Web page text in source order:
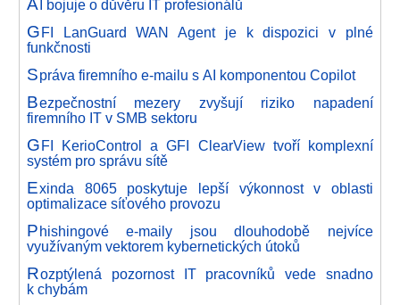
I bojuje o důvěru IT profesionálů
GFI LanGuard WAN Agent je k dispozici v plné
funkčnosti
Správa firemního e-mailu s AI komponentou Copilot
Bezpečnostní mezery zvyšují riziko napadení
firemního IT v SMB sektoru
GFI KerioControl a GFI ClearView tvoří komplexní
systém pro správu sítě
Exinda 8065 poskytuje lepší výkonnost v oblasti
optimalizace síťového provozu
Phishingové e-maily jsou dlouhodobě nejvíce
využívaným vektorem kybernetických útoků
Rozptýlená pozornost IT pracovníků vede snadno
k chybám